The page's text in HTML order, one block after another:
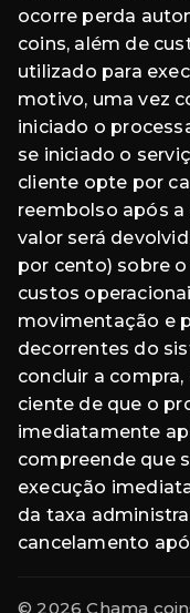
ocorre perda
coins, além de
utilizado para
motivo, uma vez
iniciado o
se iniciado o
cliente opte por
reembolso após
valor será
por cento) sobre o
custos
movimentação e
decorrentes do
concluir a compra,
ciente de que o
imediatamente
compreende que
execução
da taxa
cancelamento
© 2026 Chama